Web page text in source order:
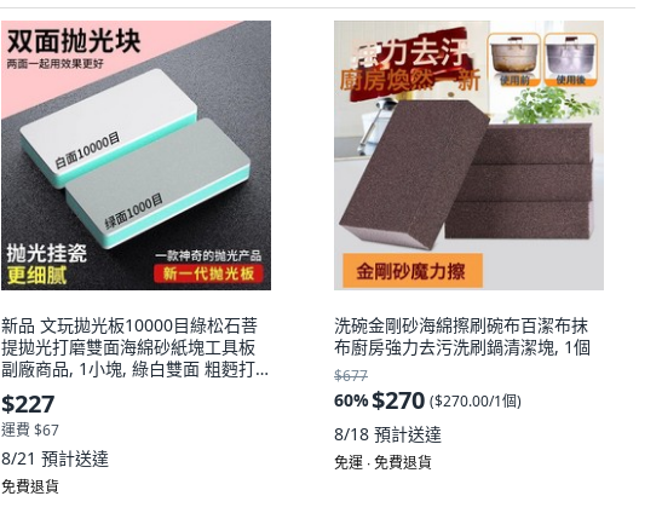
新品 文玩拋光板10000目綠松石菩
提拋光打磨雙面海綿砂紙塊工具板
副廠商品, 1小塊, 綠白雙面 粗麪打
磨+細面拋光E,常規密度 1小塊 單面
可用
$227
運費 $67
8/21 預計送達
免費退貨
洗碗金剛砂海綿擦刷碗布百潔布抹
布廚房強力去污洗刷鍋清潔塊, 1個
$677
60%$270 ($270.00/1個)
8/18 預計送達
免運 ∙ 免費退貨